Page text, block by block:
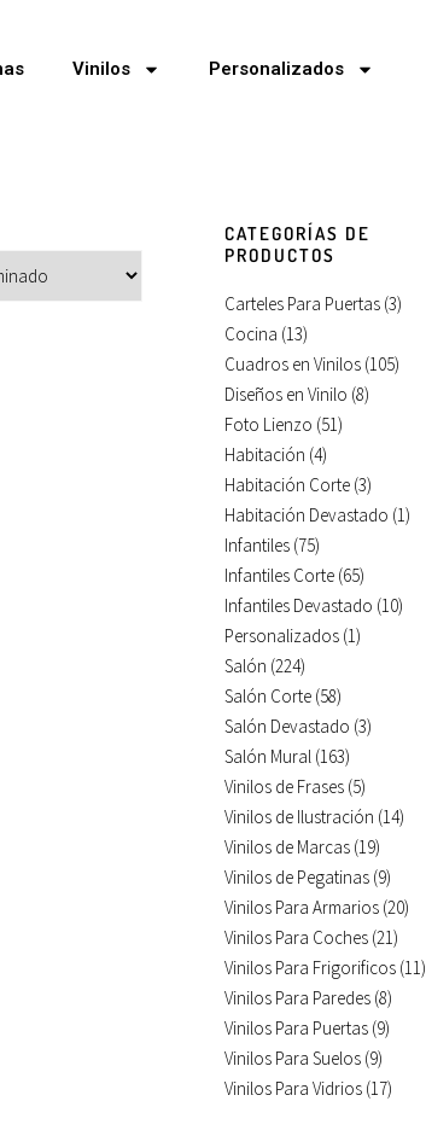
Vinilos Personalizados
CATEGORÍAS DE
PRODUCTOS
Carteles Para Puertas (3)
Cocina (13)
Cuadros en Vinilos (105)
Diseños en Vinilo (8)
Foto Lienzo (51)
Habitación (4)
Habitación Corte (3)
Habitación Devastado (1)
Infantiles (75)
Infantiles Corte (65)
Infantiles Devastado (10)
Personalizados (1)
Salón (224)
Salón Corte (58)
Salón Devastado (3)
Salón Mural (163)
Vinilos de Frases (5)
Vinilos de Ilustración (14)
Vinilos de Marcas (19)
Vinilos de Pegatinas (9)
Vinilos Para Armarios (20)
Vinilos Para Coches (21)
Vinilos Para Frigorificos (11)
Vinilos Para Paredes (8)
Vinilos Para Puertas (9)
Vinilos Para Suelos (9)
Vinilos Para Vidrios (17)